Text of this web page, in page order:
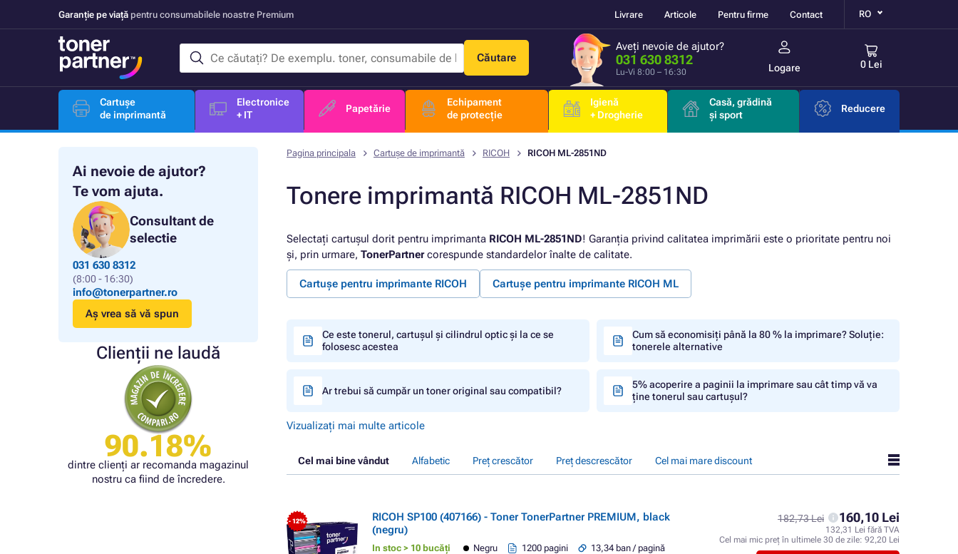
Garanție pe viață pentru consumabilele noastre Premium Livrare Articole Pentru firme Contact RO
Căutare
Aveți nevoie de ajutor?
031 630 8312
Lu-Vi 8:00 – 16:30 Logare 0 Lei
Cartușe
de imprimantă
Electronice
+ IT
Papetărie
Echipament
de protecție
Igienă
+ Drogherie
Casă, grădină
și sport
Reducere
Ai nevoie de ajutor?
Te vom ajuta.
Consultant de
selectie
031 630 8312
(8:00 - 16:30)
info@tonerpartner.ro
Aș vrea să vă spun
Clienții ne laudă
90.18%
dintre clienți ar recomanda magazinul
nostru ca fiind de încredere.
Pagina principala Cartușe de imprimantă RICOH RICOH ML-2851ND
Tonere imprimantă RICOH ML-2851ND
Selectați cartușul dorit pentru imprimanta RICOH ML-2851ND! Garanția privind calitatea imprimării este o prioritate pentru noi
și, prin urmare, TonerPartnercorespunde standardelor înalte de calitate.
Cartușe pentru imprimante RICOH Cartușe pentru imprimante RICOH ML
Ce este tonerul, cartușul și cilindrul optic și la ce se
folosesc acestea
Cum să economisiți până la 80 % la imprimare? Soluție:
tonerele alternative
Ar trebui să cumpăr un toner original sau compatibil?
5% acoperire a paginii la imprimare sau cât timp vă va
ține tonerul sau cartușul?
Vizualizați mai multe articole
Cel mai bine vândut Alfabetic Preț crescător Preț descrescător Cel mai mare discount
- 12%
RICOH SP100 (407166) - Toner TonerPartner PREMIUM, black
(negru)
In stoc > 10 bucăți Negru 1200 pagini
13,34 ban / pagină
182,73 Lei 160,10 Lei
132,31 Lei fără TVA
Cel mai mic preț în ultimele 30 de zile: 92,20 Lei